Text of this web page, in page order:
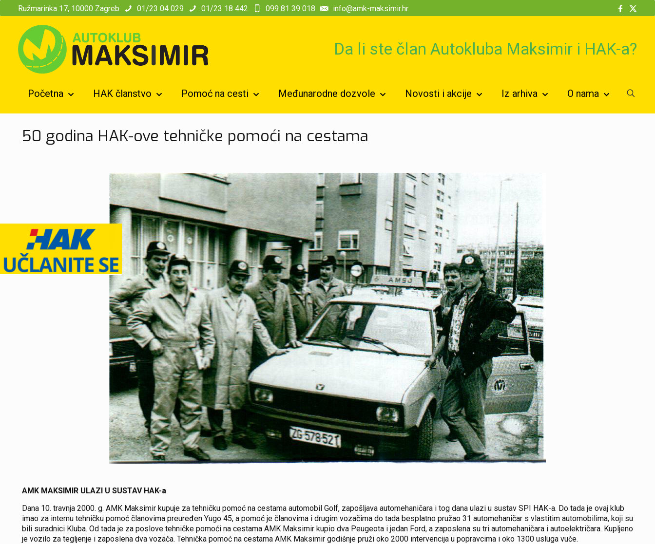
Ružmarinka 17, 10000 Zagreb 01/23 04 029 01/23 18 442 099 81 39 018 info@amk-maksimir.hr
Da li ste član Autokluba Maksimir i HAK-a?
Početna HAK članstvo Pomoć na cesti Međunarodne dozvole Novosti i akcije Iz arhiva O nama
50 godina HAK-ove tehničke pomoći na cestama
AMK MAKSIMIR ULAZI U SUSTAV HAK-a
Dana 10. travnja 2000. g. AMK Maksimir kupuje za tehničku pomoć na cestama automobil Golf, zapošljava automehaničara i tog dana ulazi u sustav SPI HAK-a. Do tada je ovaj klub
imao za internu tehničku pomoć članovima preuređen Yugo 45, a pomoć je članovima i drugim vozačima do tada besplatno pružao 31 automehaničar s vlastitim automobilima, koji su
bili suradnici Kluba. Od tada je za poslove tehničke pomoći na cestama AMK Maksimir kupio dva Peugeota i jedan Ford, a zaposlena su tri automehaničara i autoelektričara. Kupljeno
je vozilo za tegljenje i zaposlena dva vozača. Tehnička pomoć na cestama AMK Maksimir godišnje pruži oko 2000 intervencija u popravcima i oko 1300 usluga vuče.
modal-check